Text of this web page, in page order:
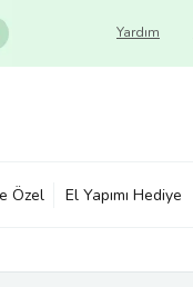
Yardım
Özel El Yapımı Hediye